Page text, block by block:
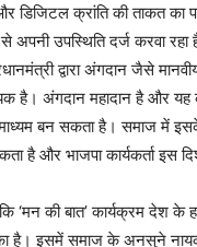
डिजिटल क्रांति की ताकत का
अपनी उपस्थिति दर्ज करवा रहा
द्वारा अंगदान जैसे
है। अंगदान महादान है और
बन सकता है। समाज में
है और भाजपा कार्यकर्ता इस
‘मन की बात’ कार्यक्रम देश के
है। इसमें समाज के अनसुने